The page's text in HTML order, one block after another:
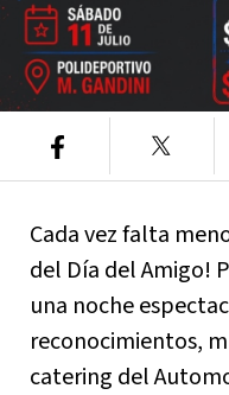
Cada vez falta
del Día del Amigo!
una noche
reconocimientos,
catering del